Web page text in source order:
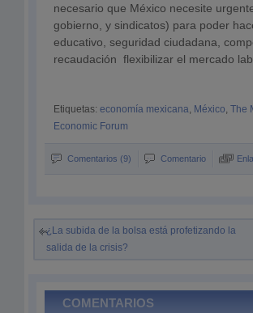
necesario que México necesite
gobierno, y sindicatos) para poder
educativo, seguridad ciudadana,
recaudación flexibilizar el mercado
Etiquetas: economía mexicana, México, The
Economic Forum
Comentarios (9) Comentario
¿La subida de la bolsa está profetizando la
salida de la crisis?
COMENTARIOS